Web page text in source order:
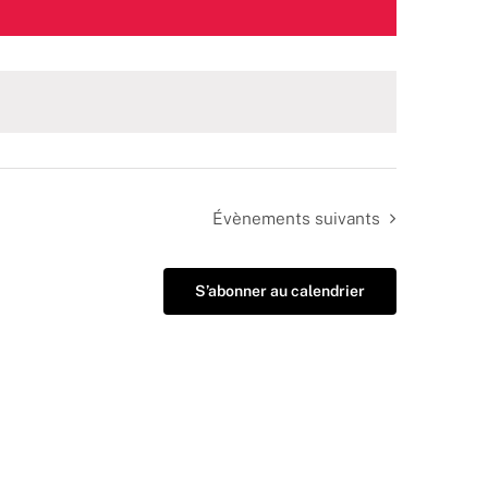
Évènements suivants
S’abonner au calendrier